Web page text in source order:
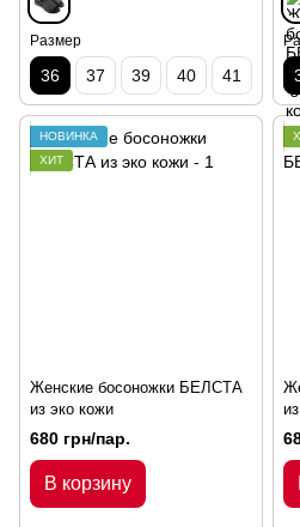
Размер
36 37 39 40 41
НОВИНКА
ХИТ
Женские босоножки БЕЛСТА
из эко кожи
680 грн/пар.
В корзину